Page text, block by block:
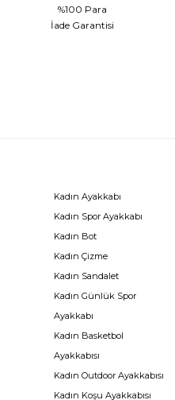
%100 Para
İade Garantisi
Kadın Ayakkabı
Kadın Spor Ayakkabı
Kadın Bot
Kadın Çizme
Kadın Sandalet
Kadın Günlük Spor
Ayakkabı
Kadın Basketbol
Ayakkabısı
Kadın Outdoor Ayakkabısı
Kadın Koşu Ayakkabısı